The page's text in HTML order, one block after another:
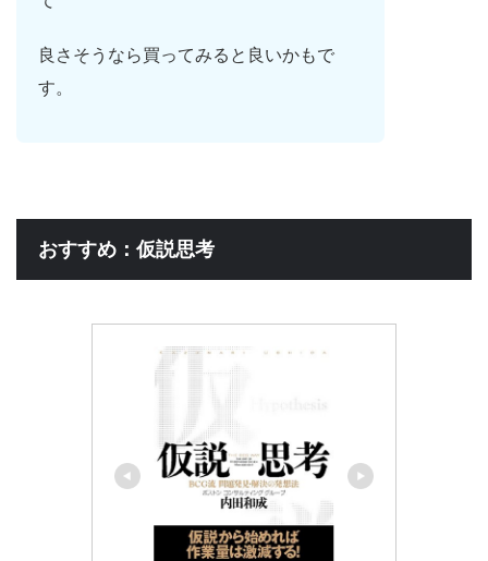
良さそうなら買ってみると良いかもで
す。
おすすめ：仮説思考